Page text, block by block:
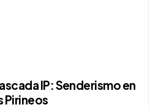
IP: Senderismo en
Pirineos